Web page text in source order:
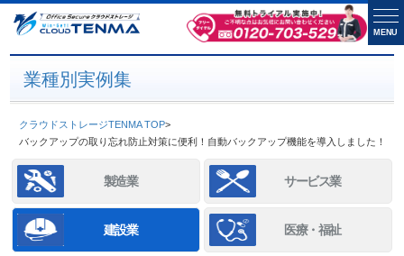
業種別実例集
クラウドストレージTENMA TOP>
バックアップの取り忘れ防止対策に便利！自動バックアップ機能を導入しました！
製造業 サービス業
建設業 医療・福祉
MENU